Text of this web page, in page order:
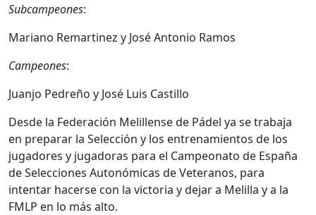
Subcampeones:
Mariano Remartinez y José Antonio Ramos
Campeones:
Juanjo Pedreño y José Luis Castillo
Desde la Federación Melillense de Pádel ya se trabaja
en preparar la Selección y los entrenamientos de los
jugadores y jugadoras para el Campeonato de España
de Selecciones Autonómicas de Veteranos, para
intentar hacerse con la victoria y dejar a Melilla y a la
FMLP en lo más alto.